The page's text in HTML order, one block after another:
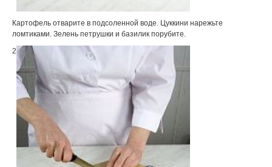
Картофель отварите в подсоленной воде. Цуккини нарежьте
ломтиками. Зелень петрушки и базилик порубите.
2